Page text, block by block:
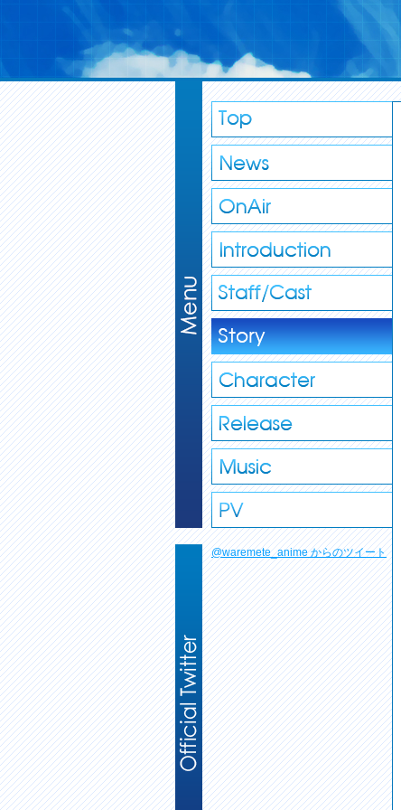
@waremete_anime からのツイート